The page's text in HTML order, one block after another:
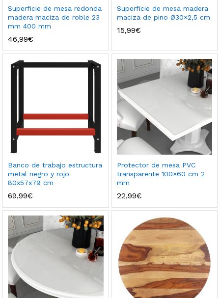
Superficie de mesa redonda
madera maciza de roble 23
mm 400 mm
46,99€
Superficie de mesa madera
maciza de pino Ø30×2,5 cm
15,99€
Banco de trabajo estructura
metal negro y rojo
80x57x79 cm
69,99€
Protector de mesa PVC
transparente 100×60 cm 2
mm
22,99€